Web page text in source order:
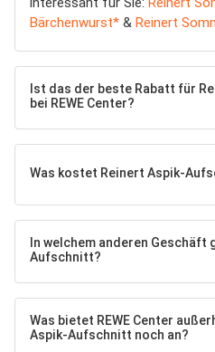
Bärchenwurst* & Reinert
Ist das der beste Rabatt für
bei REWE Center?
Was kostet Reinert Aspik­-
In welchem anderen Geschäft
Aufschnitt?
Was bietet REWE Center
Aspik­-Aufschnitt noch an?